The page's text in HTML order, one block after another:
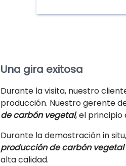
Una gira exitosa
Durante la visita, nuestro
producción. Nuestro gerente
de carbón vegetal, el principio
Durante la demostración in
producción de carbón vegetal
alta calidad.